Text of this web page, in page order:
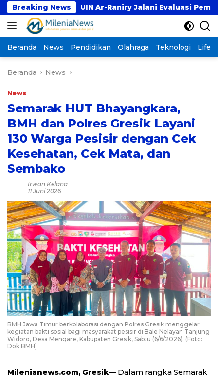
Langsung
ke
konten
Breaking News
UIN Ar-Raniry Jalani Evaluasi Pembukaan Prodi
Beranda News Pendidikan Olahraga Teknologi
Beranda News
News
Semarak HUT Bhayangkara,
BMH dan Polres Gresik Layani
130 Warga Pesisir dengan Cek
Kesehatan, Cek Mata, dan
Sembako
Irwan Kelana
11 Juni 2026
BMH Jawa Timur berkolaborasi dengan Polres Gresik menggelar
kegiatan bakti sosial bagi masyarakat pesisir di Bale Nelayan Tanjung
Widoro, Desa Mengare, Kabupaten Gresik, Sabtu (6/6/2026). (Foto:
Dok BMH)
Milenianews.com, Gresik— Dalam rangka Semarak